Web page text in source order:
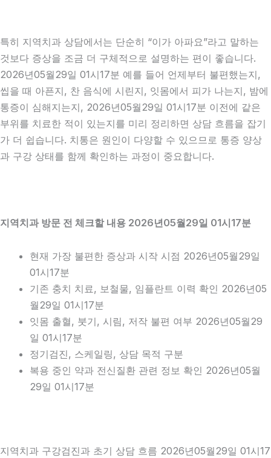
특히 지역치과 상담에서는 단순히 “이가 아파요”라고 말하는
것보다 증상을 조금 더 구체적으로 설명하는 편이 좋습니다.
2026년05월29일 01시17분 예를 들어 언제부터 불편했는지,
씹을 때 아픈지, 찬 음식에 시린지, 잇몸에서 피가 나는지, 밤에
통증이 심해지는지, 2026년05월29일 01시17분 이전에 같은
부위를 치료한 적이 있는지를 미리 정리하면 상담 흐름을 잡기
가 더 쉽습니다. 치통은 원인이 다양할 수 있으므로 통증 양상
과 구강 상태를 함께 확인하는 과정이 중요합니다.
지역치과 방문 전 체크할 내용 2026년05월29일 01시17분
현재 가장 불편한 증상과 시작 시점 2026년05월29일
01시17분
기존 충치 치료, 보철물, 임플란트 이력 확인 2026년05
월29일 01시17분
잇몸 출혈, 붓기, 시림, 저작 불편 여부 2026년05월29
일 01시17분
정기검진, 스케일링, 상담 목적 구분
복용 중인 약과 전신질환 관련 정보 확인 2026년05월
29일 01시17분
지역치과 구강검진과 초기 상담 흐름 2026년05월29일 01시17